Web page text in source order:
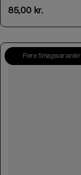
85,00 kr.
Flere Smagsvarianter